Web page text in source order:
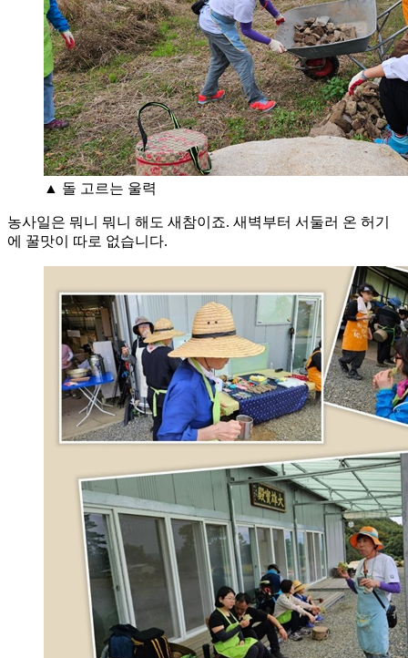
▲ 돌 고르는 울력
농사일은 뭐니 뭐니 해도 새참이죠. 새벽부터 서둘러 온 허기
에 꿀맛이 따로 없습니다.